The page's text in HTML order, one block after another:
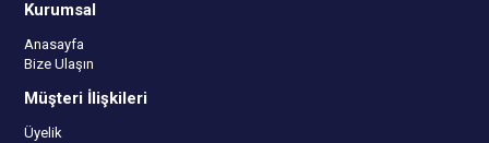
Kurumsal
Anasayfa
Bize Ulaşın
Müşteri İlişkileri
Üyelik